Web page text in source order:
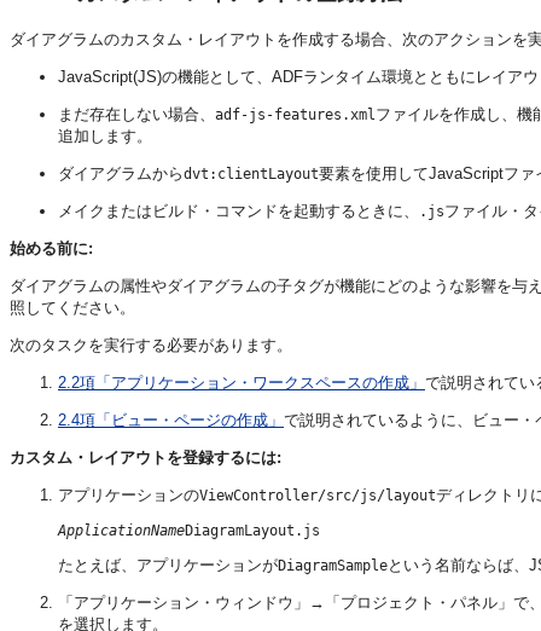
ダイアグラムのカスタム・レイアウトを作成する場合、次のアクション
JavaScript(JS)の機能として、ADFランタイム環境とともにレイア
まだ存在しない場合、 adf-js-features.xmlファイルを作成し、機
追加します。
ダイアグラムからdvt:clientLayout要素を使用してJavaScriptファ
メイクまたはビルド・コマンドを起動するときに、 .jsファイル・
始める前に:
ダイアグラムの属性やダイアグラムの子タグが機能にどのような影響を与
照してください。
次のタスクを実行する必要があります。
2.2項「アプリケーション・ワークスペースの作成」 で説明されてい
2.4項「ビュー・ページの作成」 で説明されているように、ビュー
カスタム・レイアウトを登録するには:
アプリケーションのViewController/src/js/layoutディレクトリ
ApplicationName
たとえば、アプリケーションがDiagramSampleという名前ならば、
「アプリケーション・ウィンドウ」→「プロジェクト・パネル」で
を選択します。